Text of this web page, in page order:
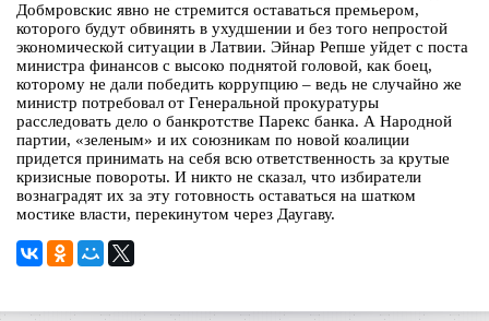
Добмровскис явно не стремится оставаться премьером,
которого будут обвинять в ухудшении и без того непростой
экономической ситуации в Латвии. Эйнар Репше уйдет с поста
министра финансов с высоко поднятой головой, как боец,
которому не дали победить коррупцию – ведь не случайно же
министр потребовал от Генеральной прокуратуры
расследовать дело о банкротстве Парекс банка. А Народной
партии, «зеленым» и их союзникам по новой коалиции
придется принимать на себя всю ответственность за крутые
кризисные повороты. И никто не сказал, что избиратели
вознаградят их за эту готовность оставаться на шатком
мостике власти, перекинутом через Даугаву.